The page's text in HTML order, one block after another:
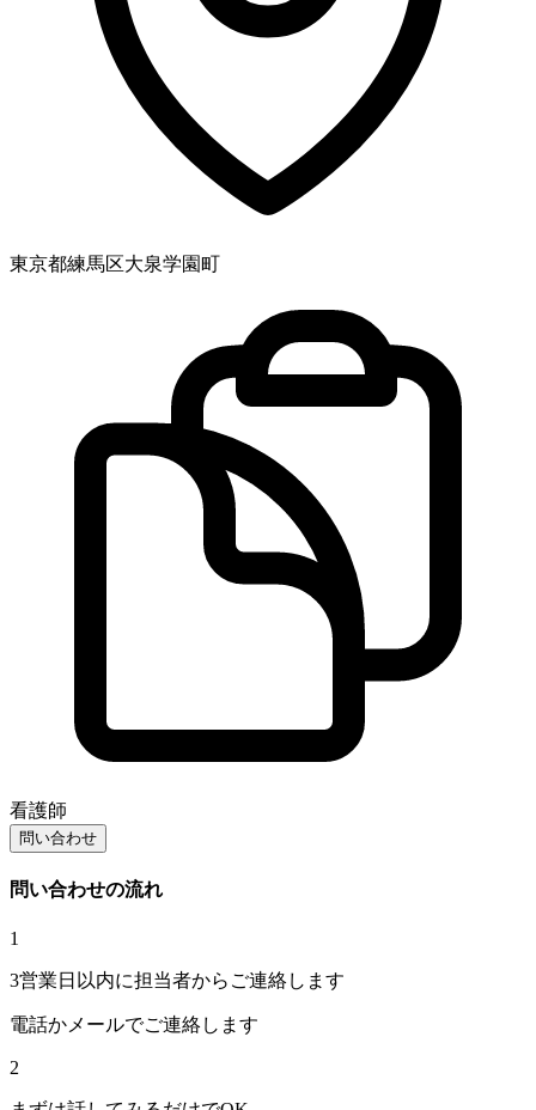
東京都練馬区大泉学園町
看護師
問い合わせ
問い合わせの流れ
1
3営業日以内に担当者からご連絡します
電話かメールでご連絡します
2